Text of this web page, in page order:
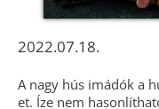
2022.07.18.
A nagy hús imádók a
et. Íze nem